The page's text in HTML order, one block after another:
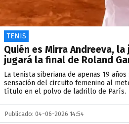
TENIS
Quién es Mirra Andreeva,
jugará la final de Roland
La tenista siberiana de apenas 19
sensación del circuito femenino al
título en el polvo de ladrillo de París.
Publicado: 04-06-2026 14:54